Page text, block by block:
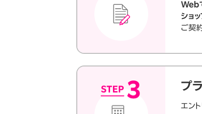
Web
ショ
ご契
プ
エン